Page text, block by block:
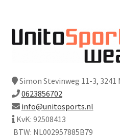
Simon Stevinweg 11-3, 3241
0623856702
info@unitosports.nl
KvK: 92508413
BTW: NL002957885B79